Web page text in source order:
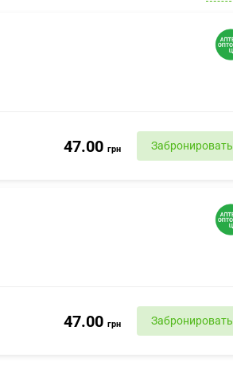
47.00 грн Забронировать
47.00 грн Забронировать